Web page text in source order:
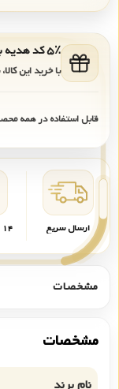
۵٪ کد هدیه برای خرید بعدی
با خرید این
قابل استفاده در همه
ارسال سریع
مشخصات
مشخصات
نام برند